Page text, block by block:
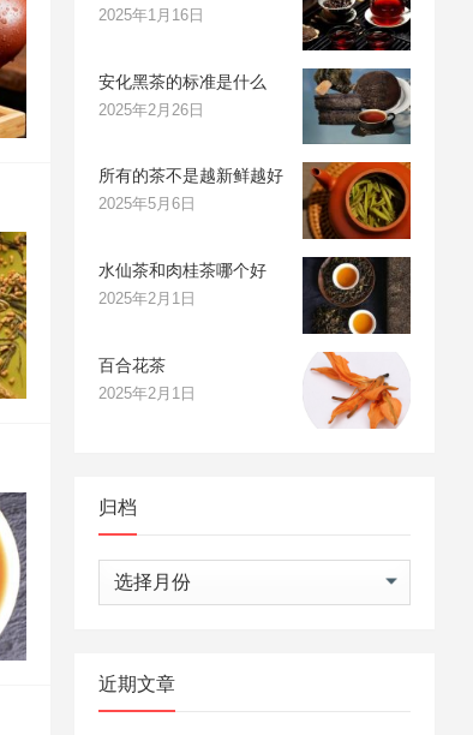
2025年1月16日
安化黑茶的标准是什么
2025年2月26日
所有的茶不是越新鲜越好
2025年5月6日
水仙茶和肉桂茶哪个好
2025年2月1日
百合花茶
2025年2月1日
归档
归
档
近期文章